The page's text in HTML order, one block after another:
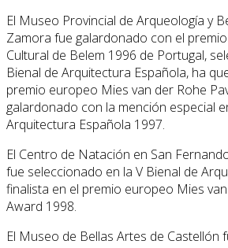
El Museo Provincial de Arqueología y
Zamora fue galardonado con el
Cultural de Belem 1996 de Portugal,
Bienal de Arquitectura Española, ha
premio europeo Mies van der Rohe
galardonado con la mención especial
Arquitectura Española 1997.
El Centro de Natación en San
fue seleccionado en la V Bienal de
finalista en el premio europeo Mies
Award 1998.
El Museo de Bellas Artes de Castellón